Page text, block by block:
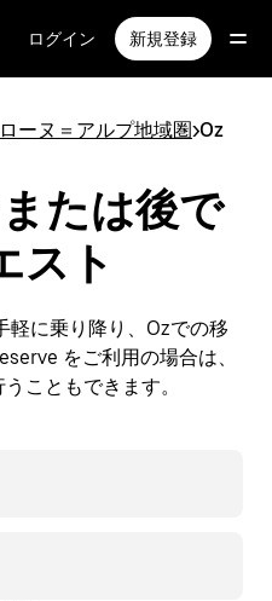
ログイン 新規登録
ーヌ＝アルプ地域圏>Oz
たは後で
スト
軽に乗り降り、Ozでの移
をご利用の場合は、
こともできます。